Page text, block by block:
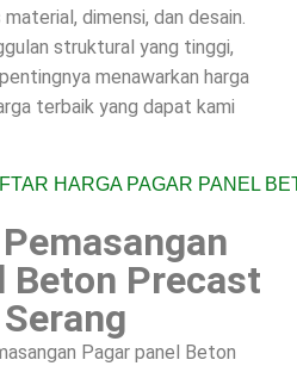
dimensi, dan desain.
struktural yang tinggi,
menawarkan harga
terbaik yang dapat kami
Beton Precast
Pagar panel Beton